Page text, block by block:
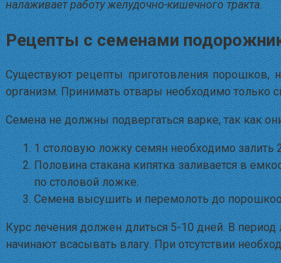
налаживает работу желудочно-кишечного тракта.
Рецепты с семенами
Существуют рецепты приготовления порошков,
организм. Принимать отвары необходимо
Семена не должны подвергаться варке, так как
1 столовую ложку семян необходимо залить
Половина стакана кипятка заливается в
по столовой ложке.
Семена высушить и перемолоть до
Курс лечения должен длиться 5-10 дней. В
начинают всасывать влагу. При отсутствии